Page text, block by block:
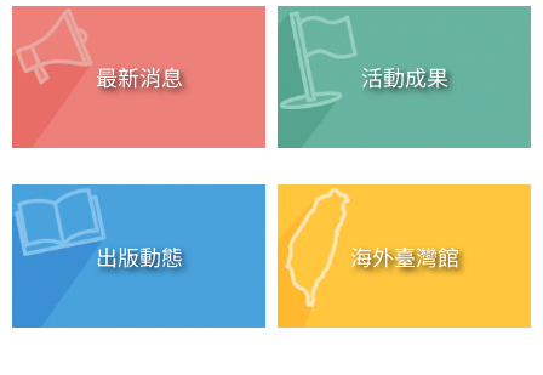
最新消息 活動成果
出版動態 海外臺灣館